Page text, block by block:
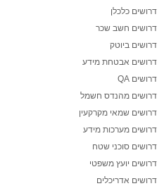
דרושים כלכלן
דרושים חשב שכר
דרושים ביוטק
דרושים אבטחת מידע
דרושים QA
דרושים מהנדס חשמל
דרושים שמאי מקרקעין
דרושים מערכות מידע
דרושים סוכני שטח
דרושים יועץ משפטי
דרושים אדריכלים